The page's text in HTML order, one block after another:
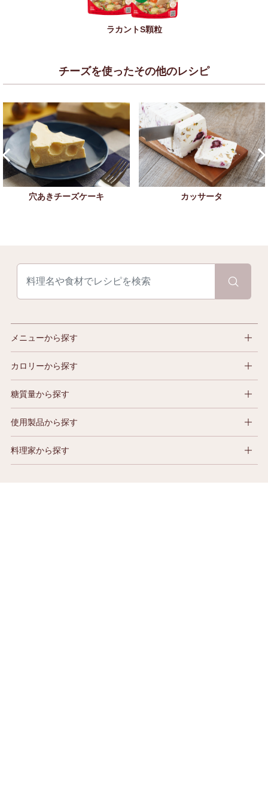
ラカントS顆粒
チーズを使ったその他のレシピ
穴あきチーズケーキ カッサータ
メニューから探す
カロリーから探す
糖質量から探す
使用製品から探す
料理家から探す